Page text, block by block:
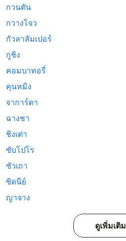
กวนตัน
กวางโจว
กัวลาลัมเปอร์
กูชิง
คอมบาทอรี่
คุนหมิง
จาการ์ตา
ฉางชา
ชิงเต่า
ซับโปโร
ซัวเถา
ซิดนีย์
ญาจาง
ดูเพิ่มเติม